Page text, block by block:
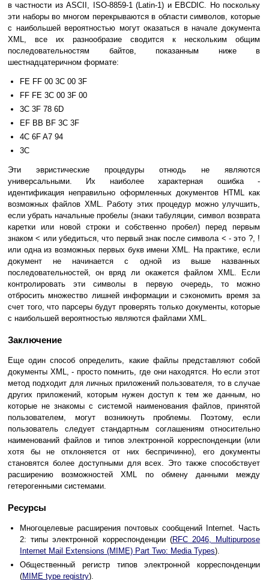
в частности из ASCII, ISO-8859-1 (Latin-1) и EBCDIC. Но поскольку
эти наборы во многом перекрываются в области символов, которые
с наибольшей вероятностью могут оказаться в начале документа
XML, все их разнообразие сводится к нескольким общим
последовательностям байтов, показанным ниже в
шестнадцатеричном формате:
FE FF 00 3C 00 3F
FF FE 3C 00 3F 00
3C 3F 78 6D
EF BB BF 3C 3F
4C 6F A7 94
3C
Эти эвристические процедуры отнюдь не являются
универсальными. Их наиболее характерная ошибка -
идентификация неправильно оформленных документов HTML как
возможных файлов XML. Работу этих процедур можно улучшить,
если убрать начальные пробелы (знаки табуляции, символ возврата
каретки или новой строки и собственно пробел) перед первым
знаком < или убедиться, что первый знак после символа < - это ?, !
или одна из возможных первых букв имени XML. На практике, если
документ не начинается с одной из выше названных
последовательностей, он вряд ли окажется файлом XML. Если
контролировать эти символы в первую очередь, то можно
отбросить множество лишней информации и сэкономить время за
счет того, что парсеры будут проверять только документы, которые
с наибольшей вероятностью являются файлами XML.
Заключение
Еще один способ определить, какие файлы представляют собой
документы XML, - просто помнить, где они находятся. Но если этот
метод подходит для личных приложений пользователя, то в случае
других приложений, которым нужен доступ к тем же данным, но
которые не знакомы с системой наименования файлов, принятой
пользователем, могут возникнуть проблемы. Поэтому, если
пользователь следует стандартным соглашениям относительно
наименований файлов и типов электронной корреспонденции (или
хотя бы не отклоняется от них беспричинно), его документы
становятся более доступными для всех. Это также способствует
расширению возможностей XML по обмену данными между
гетерогенными системами.
Ресурсы
Многоцелевые расширения почтовых сообщений Internet. Часть
2: типы электронной корреспонденции (RFC 2046, Multipurpose
Internet Mail Extensions (MIME) Part Two: Media Types).
Общественный регистр типов электронной корреспонденции
(MIME type registry).